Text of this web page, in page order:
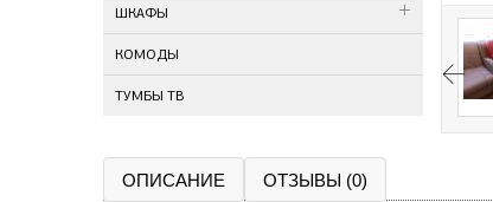
ШКАФЫ
КОМОДЫ
ТУМБЫ ТВ
ОПИСАНИЕ ОТЗЫВЫ (0)